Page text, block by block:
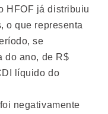
HFOF já distribuiu
o que representa
se
do ano, de R$
líquido do
negativamente